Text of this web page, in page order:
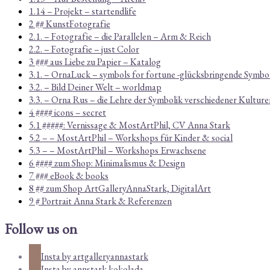
1.14 – Projekt – startendlife
2 ## KunstFotografie
2.1. – Fotografie – die Parallelen – Arm & Reich
2.2. – Fotografie – just Color
3 ### aus Liebe zu Papier – Katalog
3.1. – OrnaLuck – symbols for fortune -glücksbringende
3.2. – Bild Deiner Welt – worldmap
3.3. – Orna Rus – die Lehre der Symbolik verschiedener
4 #### icons – secret
5.1 #####: Vernissage & MostArtPhil, CV Anna Stark
5.2 – – MostArtPhil – Workshops für Kinder & social
5.3 – – MostArtPhil – Workshops Erwachsene
6 #### zum Shop: Minimalismus & Design
7 ### eBook & books
8 ## zum Shop ArtGalleryAnnaStark, DigitalArt
9 # Portrait Anna Stark & Referenzen
Follow us on
Insta by artgalleryannastark